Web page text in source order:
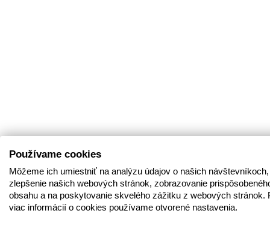
Používame cookies
Môžeme ich umiestniť na analýzu údajov o našich
zlepšenie našich webových stránok, zobrazovanie
obsahu a na poskytovanie skvelého zážitku z webových stránok.
viac informácií o cookies používame otvorené nastavenia.